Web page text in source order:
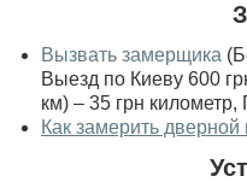
Вызвать замерщика
Выезд по Киеву 600
км) – 35 грн
Как замерить